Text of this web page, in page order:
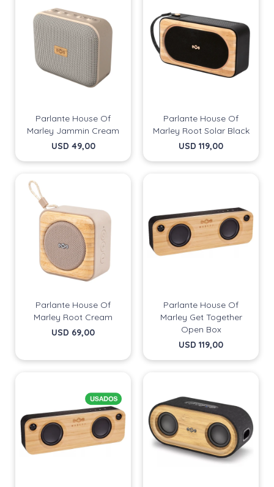
Parlante House Of
Marley Jammin Cream
USD 49,00
Parlante House Of
Marley Root Solar Black
USD 119,00
Parlante House Of
Marley Root Cream
USD 69,00
Parlante House Of
Marley Get Together
Open Box
USD 119,00